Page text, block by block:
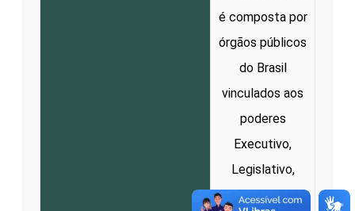
é composta por
órgãos públicos
do Brasil
vinculados aos
poderes
Executivo,
Legislativo,
Judiciário e